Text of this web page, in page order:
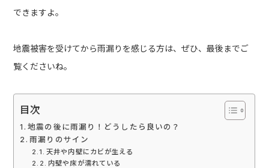
できますよ。
地震被害を受けてから雨漏りを感じる方は、ぜひ、最後までご
覧くださいね。
目次
地震の後に雨漏り！どうしたら良いの？
雨漏りのサイン
天井や内壁にカビが生える
内壁や床が濡れている